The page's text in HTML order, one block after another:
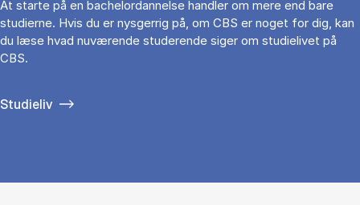
At starte på en bachelordannelse handler om mere end bare
studierne. Hvis du er nysgerrig på, om CBS er noget for dig, kan
du læse hvad nuværende studerende siger om studielivet på
CBS.
Studieliv